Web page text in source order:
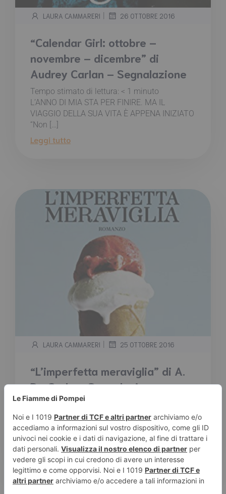
LAURA CAMMARERI | 26 OTTOBRE 2016
“Calendar Girl: ottobre –
novembre – dicembre” di
Audrey Carlan – Segnalazione
Tempo stimato di lettura: < 1 minuto
L’ANNO DI MIA STA PER FINIRE. MA IL
VIAGGIO DELLA SUA VITA È APPENA INIZIATO
“Non […]
Leggi tutto
LAURA CAMMARERI | 25 OTTOBRE 2016
“L’imperfetta meraviglia” di A.
De Carlo – Segnalazione
Tempo stimato di lettura:
Succede in Provenza, d’autunno, stagione che
mescola le prime umide nebbie con un lungo
strascico di […]
Leggi tutto